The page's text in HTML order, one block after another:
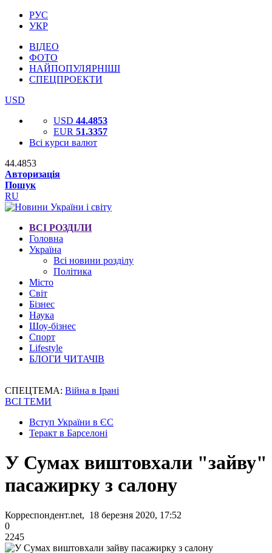
РУС
УКР
ВІДЕО
ФОТО
НАЙПОПУЛЯРНІШІ
СПЕЦПРОЕКТИ
USD
USD 44.4853
EUR 51.3357
Всі курси валют
44.4853
Авторизація
Пошук
RU
ВСІ РОЗДІЛИ
Головна
Україна
Всі новини розділу
Політика
Місто
Світ
Бізнес
Наука
Шоу-бізнес
Спорт
Lifestyle
БЛОГИ ЧИТАЧІВ
СПЕЦТЕМА: Війна в Ірані
ВСІ ТЕМИ
Вступ України в ЄС
Теракт в Барселоні
У Сумах виштовхали "зайву"
пасажирку з салону
Корреспондент.net, 18 березня 2020, 17:52
0
2245